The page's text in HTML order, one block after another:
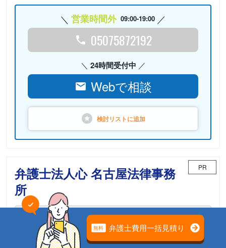
営業時間外 09:00-19:00
05075872192
24時間受付中
Webで相談
検討リストに追加
弁護士法人心 名古屋法律事務
所
PR
相続案件のための「相続チーム」が担当
電話相談可能 初回面談無料
土日面談可能